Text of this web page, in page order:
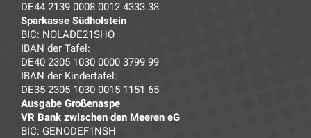
DE44 2139 0008 0012 4333 38
Sparkasse Südholstein
BIC: NOLADE21SHO
IBAN der Tafel:
DE40 2305 1030 0000 3799 99
IBAN der Kindertafel:
DE35 2305 1030 0015 1151 65
Ausgabe Großenaspe
VR Bank zwischen den Meeren eG
BIC: GENODEF1NSH